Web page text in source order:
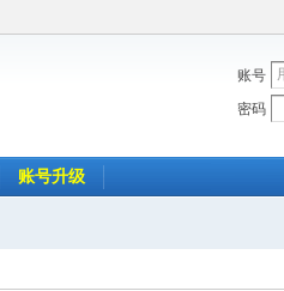
账号
密码
账号升级